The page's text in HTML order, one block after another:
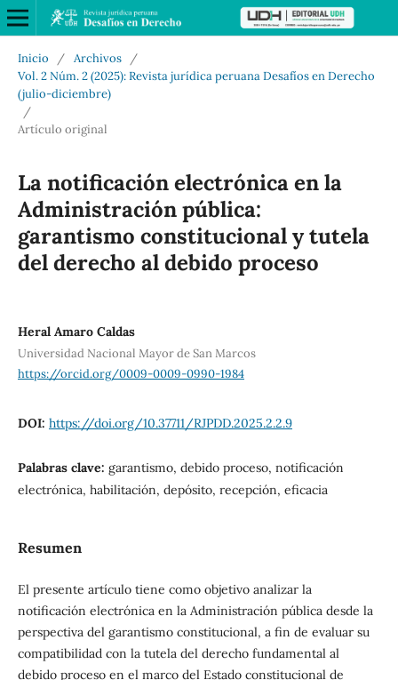
Inicio / Archivos
/
Vol. 2 Núm. 2 (2025): Revista jurídica peruana Desafíos en Derecho
(julio-diciembre)
/
Artículo original
La notificación electrónica en la
Administración pública:
garantismo constitucional y tutela
del derecho al debido proceso
Heral Amaro Caldas
Universidad Nacional Mayor de San Marcos
https://orcid.org/0009-0009-0990-1984
DOI: https://doi.org/10.37711/RJPDD.2025.2.2.9
Palabras clave: garantismo, debido proceso, notificación
electrónica, habilitación, depósito, recepción, eficacia
Resumen
El presente artículo tiene como objetivo analizar la
notificación electrónica en la Administración pública desde la
perspectiva del garantismo constitucional, a fin de evaluar su
compatibilidad con la tutela del derecho fundamental al
debido proceso en el marco del Estado constitucional de